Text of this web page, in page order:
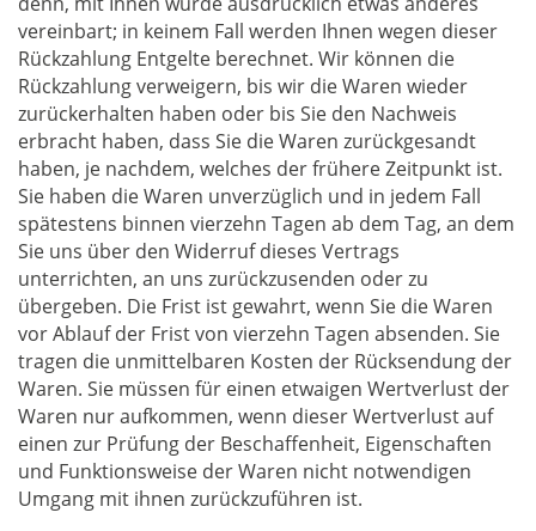
vereinbart; in keinem Fall werden Ihnen wegen dieser
Rückzahlung Entgelte berechnet. Wir können die
Rückzahlung verweigern, bis wir die Waren wieder
zurückerhalten haben oder bis Sie den Nachweis
erbracht haben, dass Sie die Waren zurückgesandt
haben, je nachdem, welches der frühere Zeitpunkt ist.
Sie haben die Waren unverzüglich und in jedem Fall
spätestens binnen vierzehn Tagen ab dem Tag, an dem
Sie uns über den Widerruf dieses Vertrags
unterrichten, an uns zurückzusenden oder zu
übergeben. Die Frist ist gewahrt, wenn Sie die Waren
vor Ablauf der Frist von vierzehn Tagen absenden. Sie
tragen die unmittelbaren Kosten der Rücksendung der
Waren. Sie müssen für einen etwaigen Wertverlust der
Waren nur aufkommen, wenn dieser Wertverlust auf
einen zur Prüfung der Beschaffenheit, Eigenschaften
und Funktionsweise der Waren nicht notwendigen
Umgang mit ihnen zurückzuführen ist.